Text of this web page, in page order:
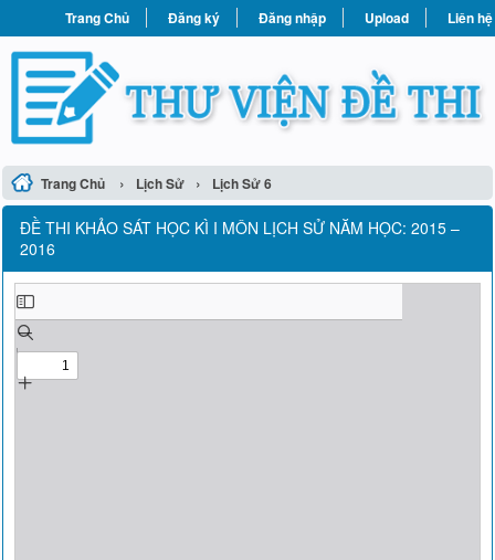
Trang Chủ Đăng ký Đăng nhập Upload Liên hệ
Trang Chủ › Lịch Sử › Lịch Sử 6
ĐỀ THI KHẢO SÁT HỌC KÌ I MÔN LỊCH SỬ NĂM HỌC: 2015 –
2016